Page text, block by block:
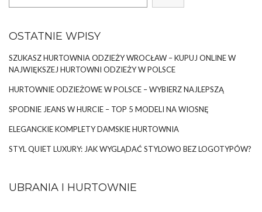
OSTATNIE WPISY
SZUKASZ HURTOWNIA ODZIEŻY WROCŁAW – KUPUJ ONLINE W
NAJWIĘKSZEJ HURTOWNI ODZIEŻY W POLSCE
HURTOWNIE ODZIEŻOWE W POLSCE – WYBIERZ NAJLEPSZĄ
SPODNIE JEANS W HURCIE – TOP 5 MODELI NA WIOSNĘ
ELEGANCKIE KOMPLETY DAMSKIE HURTOWNIA
STYL QUIET LUXURY: JAK WYGLĄDAĆ STYLOWO BEZ LOGOTYPÓW?
UBRANIA I HURTOWNIE